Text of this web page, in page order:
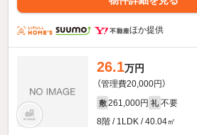
ほか提供
26.1万円
（管理費20,000円）
敷 261,000円 礼 不要
8階 / 1LDK / 40.04㎡